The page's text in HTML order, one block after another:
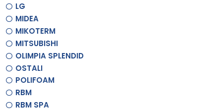
LG
MIDEA
MIKOTERM
MITSUBISHI
OLIMPIA SPLENDID
OSTALI
POLIFOAM
RBM
RBM SPA